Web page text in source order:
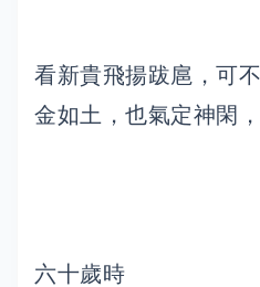
看新貴飛揚跋扈，可
金如土，也氣定神閑，
六十歲時